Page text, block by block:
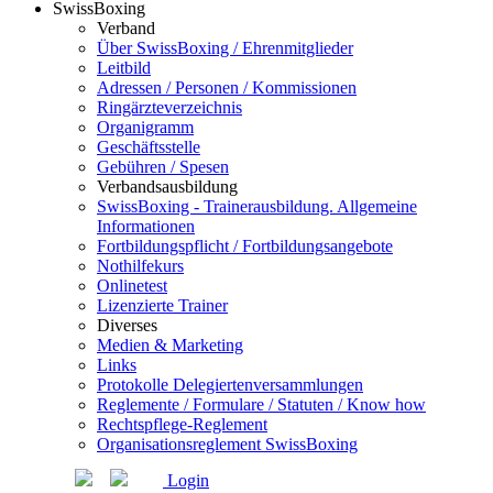
SwissBoxing
Verband
Über SwissBoxing / Ehrenmitglieder
Leitbild
Adressen / Personen / Kommissionen
Ringärzteverzeichnis
Organigramm
Geschäftsstelle
Gebühren / Spesen
Verbandsausbildung
SwissBoxing - Trainerausbildung. Allgemeine
Informationen
Fortbildungspflicht / Fortbildungsangebote
Nothilfekurs
Onlinetest
Lizenzierte Trainer
Diverses
Medien & Marketing
Links
Protokolle Delegiertenversammlungen
Reglemente / Formulare / Statuten / Know how
Rechtspflege-Reglement
Organisationsreglement SwissBoxing
Login